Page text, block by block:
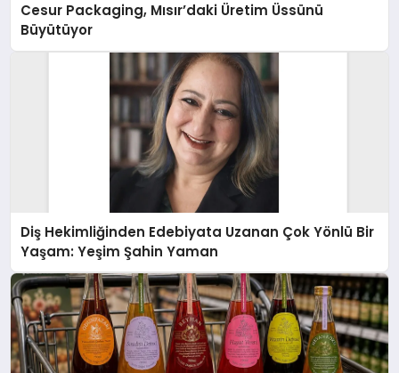
Cesur Packaging, Mısır’daki Üretim Üssünü
Büyütüyor
Diş Hekimliğinden Edebiyata Uzanan Çok Yönlü Bir
Yaşam: Yeşim Şahin Yaman